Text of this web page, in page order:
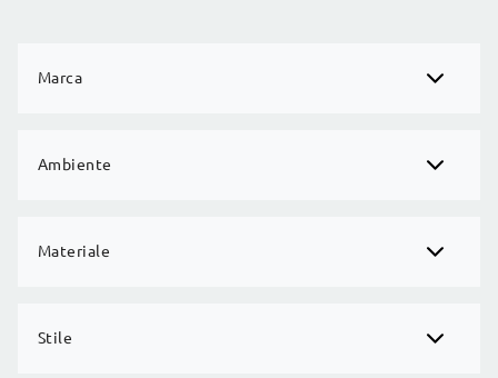
Marca
Ambiente
Materiale
Stile